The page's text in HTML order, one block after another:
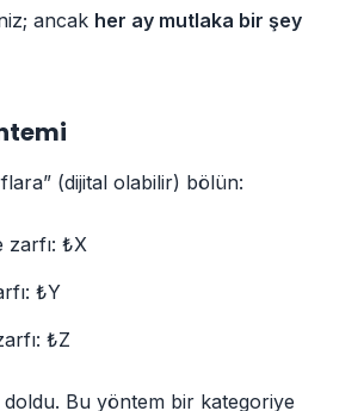
ancak her ay mutlaka bir şey
(dijital olabilir) bölün:
zarfı: ₺X
₺Y
₺Z
Bu yöntem bir kategoriye